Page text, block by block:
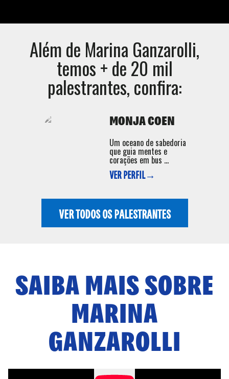
Além de Marina Ganzarolli,
temos + de 20 mil
palestrantes, confira:
MONJA COEN
Um oceano de sabedoria
que guia mentes e
corações em bus ...
VER PERFIL→
VER TODOS OS PALESTRANTES
SAIBA MAIS SOBRE
MARINA
GANZAROLLI